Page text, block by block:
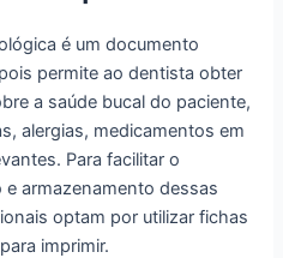
é um documento
permite ao dentista obter
a saúde bucal do paciente,
alergias, medicamentos em
Para facilitar o
armazenamento dessas
optam por utilizar fichas
imprimir.